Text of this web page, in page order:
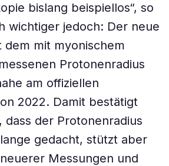
bislang beispiellos“, so
wichtiger jedoch: Der neue
mit myonischem
Protonenradius
am offiziellen
2022. Damit bestätigt
dass der Protonenradius
gedacht, stützt aber
Messungen und